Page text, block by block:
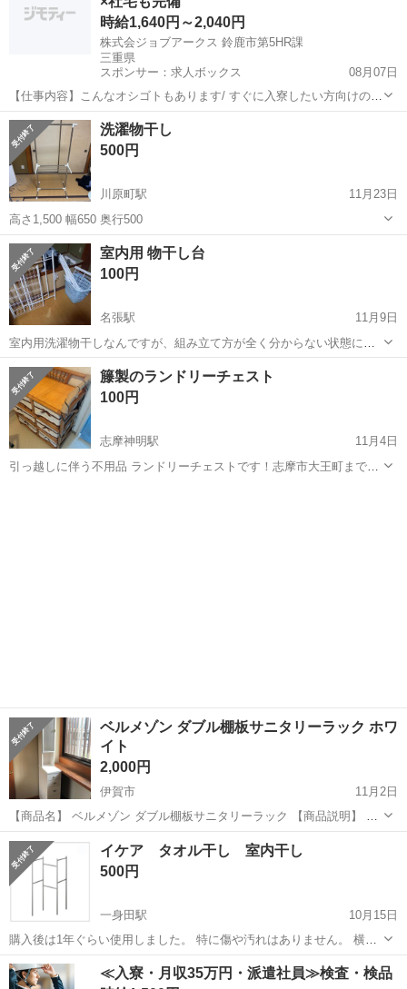
時給1,640円～2,040円
株式会ジョブアークス 鈴鹿市第5HR課
三重県
スポンサー：求人ボックス
08月07日
【仕事内容】こんなオシゴトもあります/ すぐに入寮したい方向けのお
仕事 個室の寮を希望してる方向けのお仕事 前払いが必要な方向けのお
仕事etc. あなたのお悩みをサポート!/ 所持金が少ない… → 日払い制度
で安心! 給料日まで待...
アルバイト・パート
洗濯物干し
500円
川原町駅
11月23日
高さ1,500 幅650 奥行500
三重 四日市市 川原町駅 収納家具
室内用 物干し台
100円
名張駅
11月9日
室内用洗濯物干しなんですが、組み立て方が全く分からない状態にな
りまして😇 ただパーツは、全て揃っています。 自分で何とか考えて組
み立てられる方に、お譲りします。 説明書も探しましたが、分からな
いです🤦‍♀️ ただパー...
三重 名張市 名張駅 収納家具 物干し
籐製のランドリーチェスト
100円
志摩神明駅
11月4日
引っ越しに伴う不用品 ランドリーチェストです！志摩市大王町まで、
ベルメゾン ダブル棚板サニタリーラック ホワ
イト
2,000円
伊賀市
11月2日
【商品名】 ベルメゾン ダブル棚板サニタリーラック 【商品説明】 ベ
ルメゾンで購入したフラップ式のキャビネットです。 当時2万円ぐら
いで購入したモノになります。 【サイズ】 幅30cm × 奥行45cm ...
三重 伊賀市 収納家具 サニタリーラック
イケア タオル干し 室内干し
500円
一身田駅
10月15日
購入後は1年ぐらい使用しました。 特に傷や汚れはありません。 横
104cm-縦84cm
三重 津市 一身田駅 収納家具 イケア
≪入寮・月収35万円・派遣社員≫検査・検品